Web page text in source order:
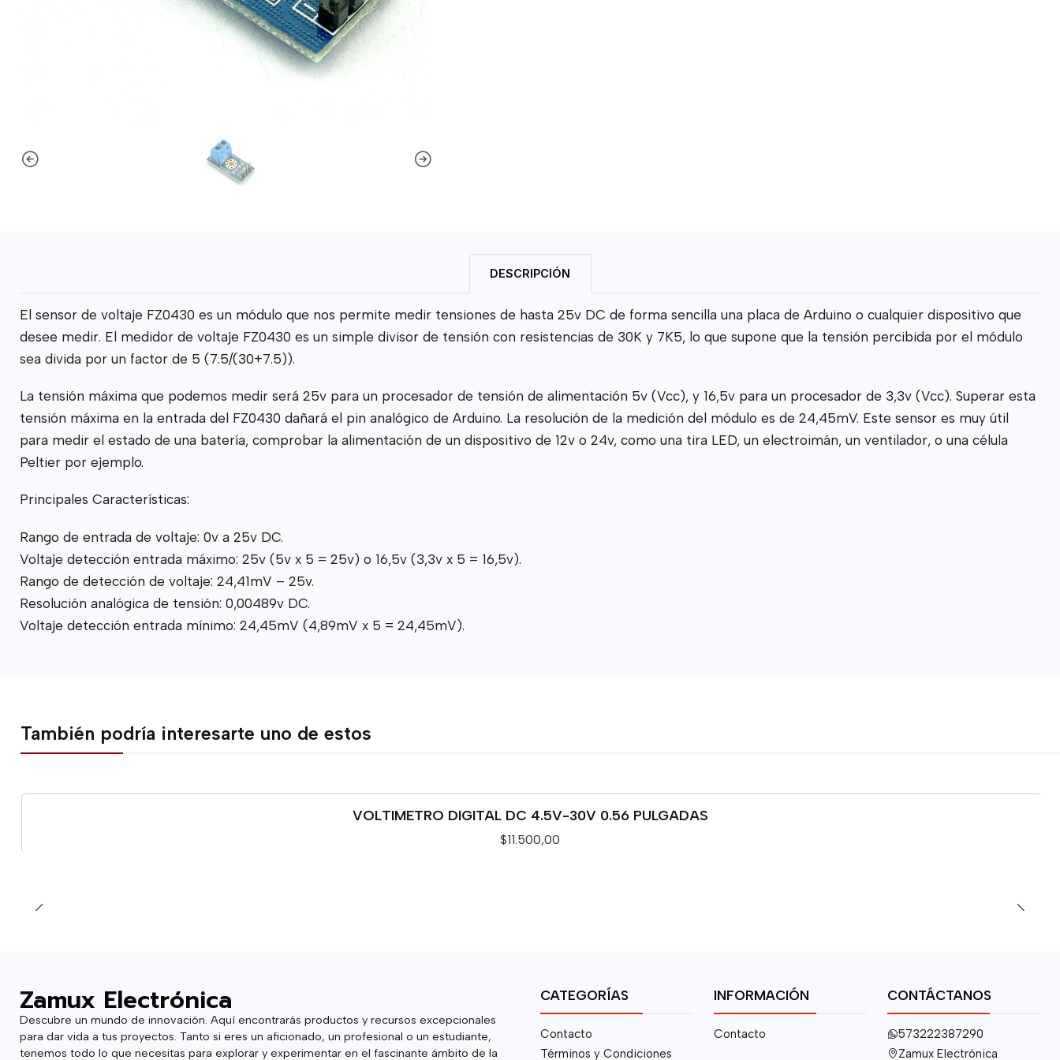
DESCRIPCIÓN
El sensor de voltaje FZ0430 es un módulo que nos permite medir tensiones de hasta 25v DC de forma sencilla una placa de Arduino o cualquier dispositivo que
desee medir. El medidor de voltaje FZ0430 es un simple divisor de tensión con resistencias de 30K y 7K5, lo que supone que la tensión percibida por el módulo
sea divida por un factor de 5 (7.5/(30+7.5)).
La tensión máxima que podemos medir será 25v para un procesador de tensión de alimentación 5v (Vcc), y 16,5v para un procesador de 3,3v (Vcc). Superar esta
tensión máxima en la entrada del FZ0430 dañará el pin analógico de Arduino. La resolución de la medición del módulo es de 24,45mV. Este sensor es muy útil
para medir el estado de una batería, comprobar la alimentación de un dispositivo de 12v o 24v, como una tira LED, un electroimán, un ventilador, o una célula
Peltier por ejemplo.
Principales Características:
Rango de entrada de voltaje: 0v a 25v DC.
Voltaje detección entrada máximo: 25v (5v x 5 = 25v) o 16,5v (3,3v x 5 = 16,5v).
Rango de detección de voltaje: 24,41mV – 25v.
Resolución analógica de tensión: 0,00489v DC.
Voltaje detección entrada mínimo: 24,45mV (4,89mV x 5 = 24,45mV).
También podría interesarte uno de estos
VOLTIMETRO DIGITAL DC 4.5V-30V 0.56 PULGADAS
$11.500,00
Zamux Electrónica
Descubre un mundo de innovación. Aquí encontrarás productos y recursos excepcionales
para dar vida a tus proyectos. Tanto si eres un aficionado, un profesional o un estudiante,
tenemos todo lo que necesitas para explorar y experimentar en el fascinante ámbito de la
CATEGORÍAS
Contacto
Términos y Condiciones
INFORMACIÓN
Contacto
CONTÁCTANOS
573222387290
Zamux Electrónica